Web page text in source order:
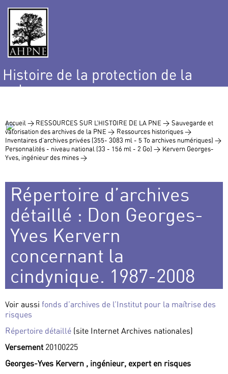
Histoire de la protection de la
nature
Accueil > RESSOURCES SUR L’HISTOIRE DE LA PNE > Sauvegarde et
valorisation des archives de la PNE > Ressources historiques >
Inventaires d’archives privées (355- 3083 ml - 5 To archives numériques) >
Personnalités - niveau national (33 - 156 ml - 2 Go) > Kervern Georges-
Yves, ingénieur des mines >
Répertoire d’archives
détaillé : Don Georges-
Yves Kervern
concernant la
cindynique. 1987-2008
Voir aussi fonds d’archives de l’Institut pour la maîtrise des
risques
Répertoire détaillé (site Internet Archives nationales)
Versement 20100225
Georges-Yves Kervern , ingénieur, expert en risques